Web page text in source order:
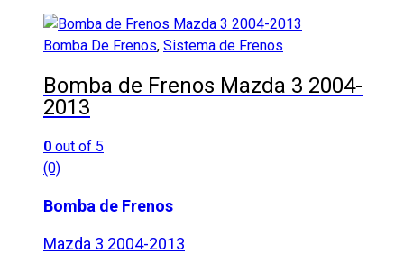
Bomba De Frenos, Sistema de Frenos
Bomba de Frenos Mazda 3 2004-
2013
0 out of 5
(0)
Bomba de Frenos
Mazda 3 2004-2013